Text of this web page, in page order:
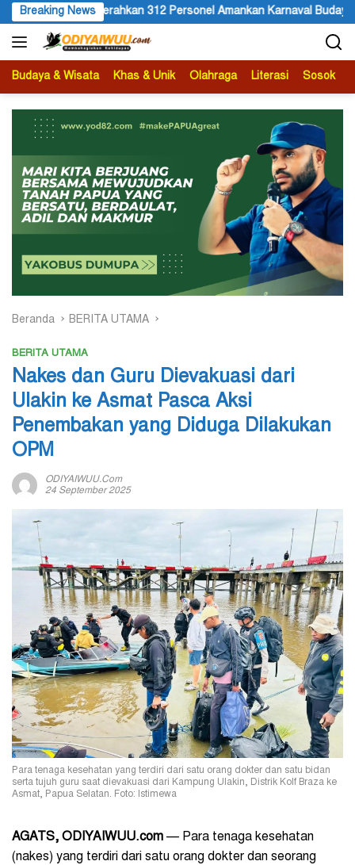
Langsung
ke
konten
Breaking News
Karnaval Budaya Wamena HUT ke 81 RI dan
Budaya & Wisata Khas & Unik Olahraga Literasi Sosok
Beranda BERITA UTAMA
BERITA UTAMA
Nakes dan Guru Dievakuasi dari
Ulakin ke Asmat Pasca Aksi
Penembakan yang Diduga Dilakukan
OPM
ODIYAIWUU.com
24 September 2025
Para tenaga kesehatan yang terdiri dari satu orang dokter dan satu bidan
serta tujuh guru saat dievakuasi dari Kampung Ulakin, Distrik Kolf Braza ke
Asmat, Papua Selatan. Foto: Istimewa
AGATS, ODIYAIWUU.com — Para tenaga kesehatan
(nakes) yang terdiri dari satu orang dokter dan seorang